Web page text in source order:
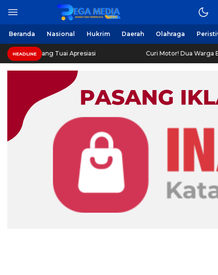
Beranda Nasional Hukrim Daerah Olahraga
HEADLINE
Tuai Apresiasi Curi Motor! Dua Warga Batuporo